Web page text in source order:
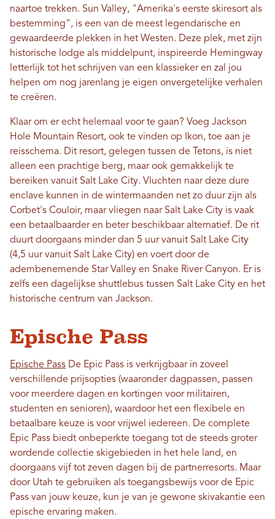
naartoe trekken. Sun Valley, "Amerika's eerste skiresort als
bestemming", is een van de meest legendarische en
gewaardeerde plekken in het Westen. Deze plek, met zijn
historische lodge als middelpunt, inspireerde Hemingway
letterlijk tot het schrijven van een klassieker en zal jou
helpen om nog jarenlang je eigen onvergetelijke verhalen
te creëren.
Klaar om er echt helemaal voor te gaan? Voeg Jackson
Hole Mountain Resort, ook te vinden op Ikon, toe aan je
reisschema. Dit resort, gelegen tussen de Tetons, is niet
alleen een prachtige berg, maar ook gemakkelijk te
bereiken vanuit Salt Lake City. Vluchten naar deze dure
enclave kunnen in de wintermaanden net zo duur zijn als
Corbet's Couloir, maar vliegen naar Salt Lake City is vaak
een betaalbaarder en beter beschikbaar alternatief. De rit
duurt doorgaans minder dan 5 uur vanuit Salt Lake City
(4,5 uur vanuit Salt Lake City) en voert door de
adembenemende Star Valley en Snake River Canyon. Er is
zelfs een dagelijkse shuttlebus tussen Salt Lake City en het
historische centrum van Jackson.
Epische Pass
Epische Pass De Epic Pass is verkrijgbaar in zoveel
verschillende prijsopties (waaronder dagpassen, passen
voor meerdere dagen en kortingen voor militairen,
studenten en senioren), waardoor het een flexibele en
betaalbare keuze is voor vrijwel iedereen. De complete
Epic Pass biedt onbeperkte toegang tot de steeds groter
wordende collectie skigebieden in het hele land, en
doorgaans vijf tot zeven dagen bij de partnerresorts. Maar
door Utah te gebruiken als toegangsbewijs voor de Epic
Pass van jouw keuze, kun je van je gewone skivakantie een
epische ervaring maken.